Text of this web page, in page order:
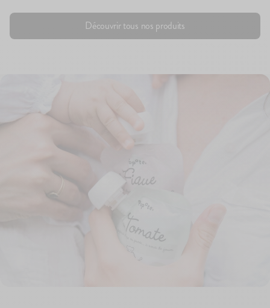
Découvrir tous nos produits